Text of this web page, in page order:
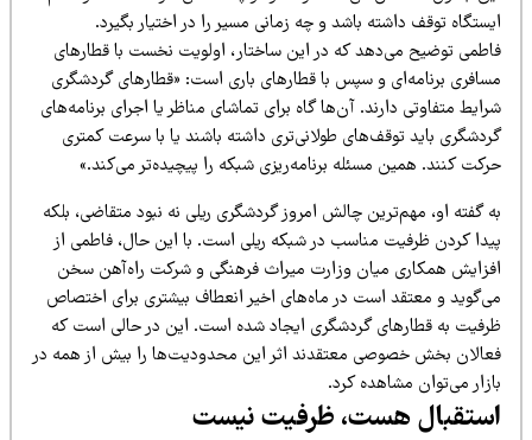
توقف داشته باشد و چه زمانی مسیر را در اختیار بگیرد.
توضیح می‌دهد که در این ساختار، اولویت نخست با قطارهای
برنامه‌ای و سپس با قطارهای باری است: «قطارهای گردشگری
متفاوتی دارند. آن‌ها گاه برای تماشای مناظر یا اجرای برنامه‌های
باید توقف‌های طولانی‌تری داشته باشند یا با سرعت کمتری
کنند. همین مسئله برنامه‌ریزی شبکه را پیچیده‌تر می‌کند.»
گفته او، مهم‌ترین چالش امروز گردشگری ریلی نه نبود متقاضی، بلکه
کردن ظرفیت مناسب در شبکه ریلی است. با این حال، فاطمی از
همکاری میان وزارت میراث فرهنگی و شرکت راه‌آهن سخن
و معتقد است در ماه‌های اخیر انعطاف بیشتری برای اختصاص
به قطارهای گردشگری ایجاد شده است. این در حالی است که
بخش خصوصی معتقدند اثر این محدودیت‌ها را بیش از همه در
می‌توان مشاهده کرد.
هست، ظرفیت نیست